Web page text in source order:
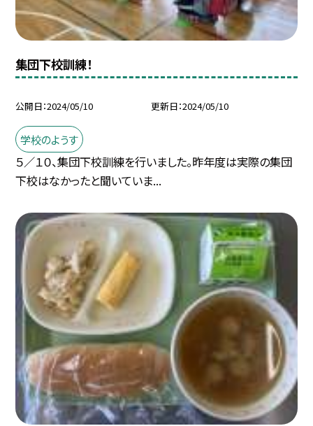
集団下校訓練！
公開日 2024/05/10 更新日 2024/05/10
学校のようす
５／１０、集団下校訓練を行いました。昨年度は実際の集団
下校はなかったと聞いていま...